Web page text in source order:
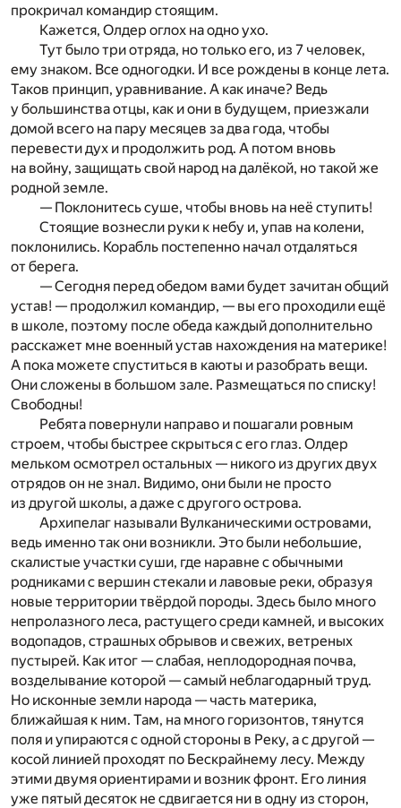
прокричал командир стоящим.
Кажется, Олдер оглох на одно ухо.
Тут было три отряда, но только его, из 7 человек,
ему знаком. Все одногодки. И все рождены в конце лета.
Таков принцип, уравнивание. А как иначе? Ведь
у большинства отцы, как и они в будущем, приезжали
домой всего на пару месяцев за два года, чтобы
перевести дух и продолжить род. А потом вновь
на войну, защищать свой народ на далёкой, но такой же
родной земле.
— Поклонитесь суше, чтобы вновь на неё ступить!
Стоящие вознесли руки к небу и, упав на колени,
поклонились. Корабль постепенно начал отдаляться
от берега.
— Сегодня перед обедом вами будет зачитан общий
устав! — продолжил командир, — вы его проходили ещё
в школе, поэтому после обеда каждый дополнительно
расскажет мне военный устав нахождения на материке!
А пока можете спуститься в каюты и разобрать вещи.
Они сложены в большом зале. Размещаться по списку!
Свободны!
Ребята повернули направо и пошагали ровным
строем, чтобы быстрее скрыться с его глаз. Олдер
мельком осмотрел остальных — никого из других двух
отрядов он не знал. Видимо, они были не просто
из другой школы, а даже с другого острова.
Архипелаг называли Вулканическими островами,
ведь именно так они возникли. Это были небольшие,
скалистые участки суши, где наравне с обычными
родниками с вершин стекали и лавовые реки, образуя
новые территории твёрдой породы. Здесь было много
непролазного леса, растущего среди камней, и высоких
водопадов, страшных обрывов и свежих, ветреных
пустырей. Как итог — слабая, неплодородная почва,
возделывание которой — самый неблагодарный труд.
Но исконные земли народа — часть материка,
ближайшая к ним. Там, на много горизонтов, тянутся
поля и упираются с одной стороны в Реку, а с другой —
косой линией проходят по Бескрайнему лесу. Между
этими двумя ориентирами и возник фронт. Его линия
уже пятый десяток не сдвигается ни в одну из сторон,